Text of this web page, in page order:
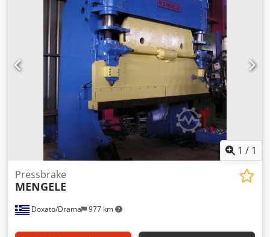
adatta per lo stoccaggio di materiali lunghi con 2 colonne. -
Ogni vano può essere aperto verso l'esterno, consentendo
così il carico e lo scarico tramite la gru a ponte. - Struttura
a doppia faccia.
1 / 1
Doxato/Drama 977 km
Pressbrake
MENGELE